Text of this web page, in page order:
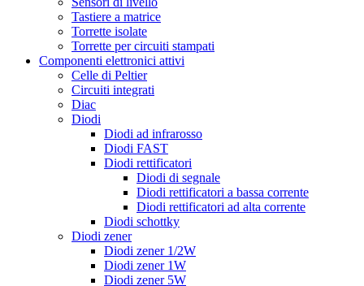
Tastiere a matrice
Torrette isolate
Torrette per circuiti stampati
Componenti elettronici attivi
Celle di Peltier
Circuiti integrati
Diac
Diodi
Diodi ad infrarosso
Diodi FAST
Diodi rettificatori
Diodi di segnale
Diodi rettificatori a bassa corrente
Diodi rettificatori ad alta corrente
Diodi schottky
Diodi zener
Diodi zener 1/2W
Diodi zener 1W
Diodi zener 5W